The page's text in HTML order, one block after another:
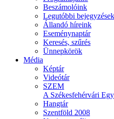
Beszámolóink
Legutóbbi bejegyzések
Állandó híreink
Eseménynaptár
Keresés, szűrés
Ünnepkörök
Média
Képtár
Videótár
SZEM
A Székesfehérvári
Hangtár
Szentföld 2008